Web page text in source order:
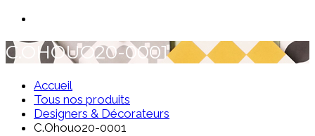
C.OHOUO20-0001
Accueil
Tous nos produits
Designers & Décorateurs
C.Ohouo20-0001